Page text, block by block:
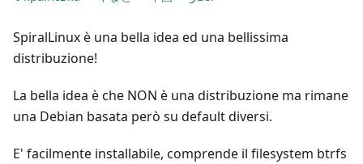
SpiralLinux è una bella idea ed una bellissima
distribuzione!
La bella idea è che NON è una distribuzione ma rimane
una Debian basata però su default diversi.
E' facilmente installabile, comprende il filesystem btrfs